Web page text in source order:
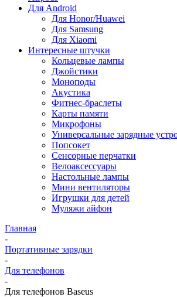
Для Android
Для Honor/Huawei
Для Samsung
Для Xiaomi
Интересные штучки
Кольцевые лампы
Джойстики
Моноподы
Акустика
Фитнес-браслеты
Карты памяти
Микрофоны
Универсальные зарядные
Попсокет
Сенсорные перчатки
Велоаксессуары
Настольные лампы
Мини вентиляторы
Игрушки для детей
Муляжи айфон
Главная
-
Портативные зарядки
-
Для телефонов
-
Для телефонов Baseus